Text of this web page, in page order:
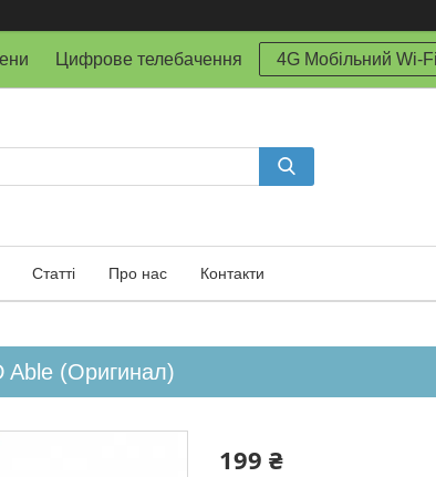
Цифрове телебачення 4G Мобільний Wi-Fi
Статті Про нас Контакти
Able (Оригинал)
199 ₴